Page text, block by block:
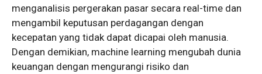
menganalisis pergerakan pasar secara real-time dan
mengambil keputusan perdagangan dengan
kecepatan yang tidak dapat dicapai oleh manusia.
Dengan demikian, machine learning mengubah dunia
keuangan dengan mengurangi risiko dan